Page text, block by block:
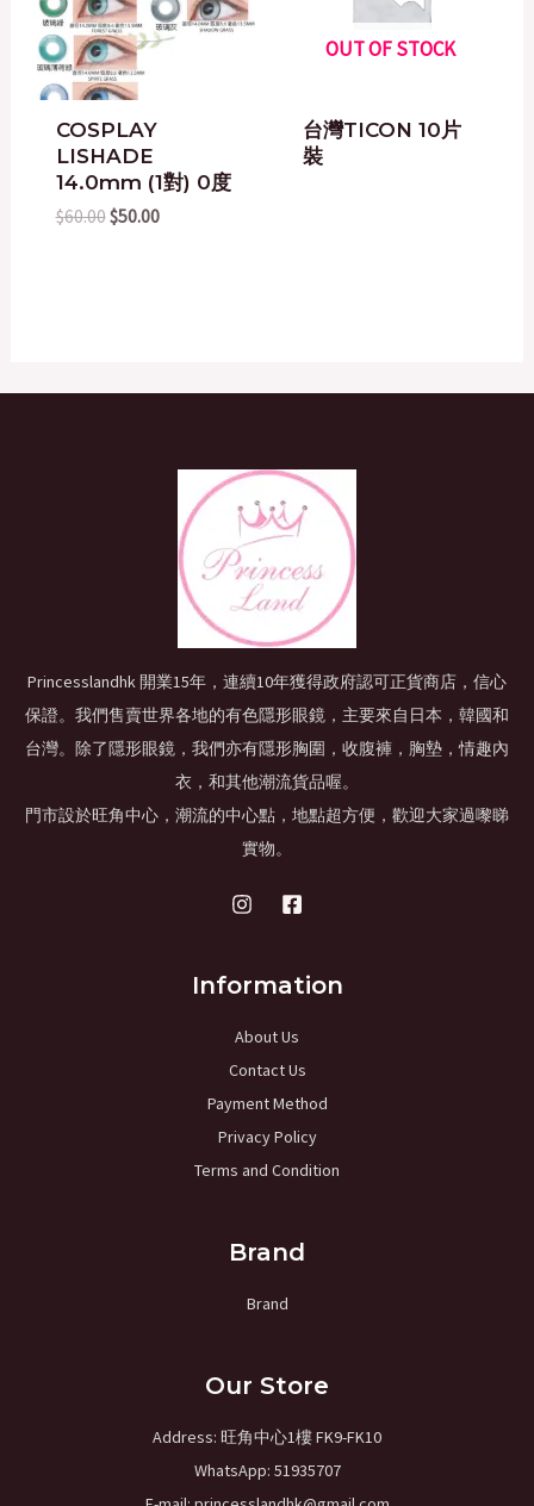
COSPLAY
LISHADE
14.0mm (1對) 0度
$60.00$50.00
OUT OF STOCK
台灣TICON 10片
裝
Princesslandhk 開業15年，連續10年獲得政府認可正貨商店，信心
保證。我們售賣世界各地的有色隱形眼鏡，主要來自日本，韓國和
台灣。除了隱形眼鏡，我們亦有隱形胸圍，收腹褲，胸墊，情趣內
衣，和其他潮流貨品喔。
門市設於旺角中心，潮流的中心點，地點超方便，歡迎大家過嚟睇
實物。
Information
About Us
Contact Us
Payment Method
Privacy Policy
Terms and Condition
Brand
Brand
Our Store
Address: 旺角中心1樓 FK9-FK10
WhatsApp: 51935707